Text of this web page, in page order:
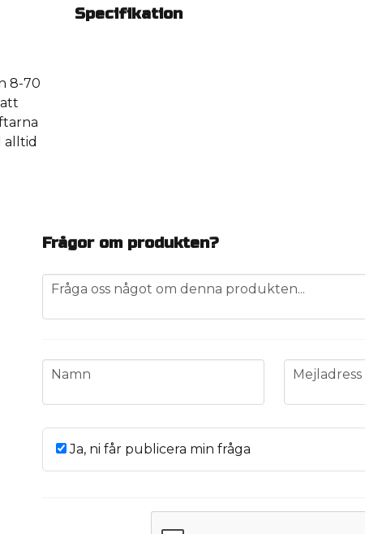
8-70
alltid
Specifikation
Frågor om produkten?
question
Fråga oss något om denna produkten...
name
Namn email
Mejladress
Ja, ni får publicera min fråga